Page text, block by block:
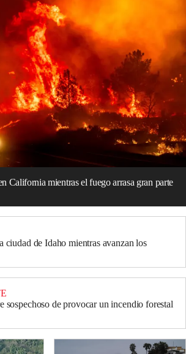
California mientras el fuego arrasa gran parte
ciudad de Idaho mientras avanzan los
sospechoso de provocar un incendio forestal